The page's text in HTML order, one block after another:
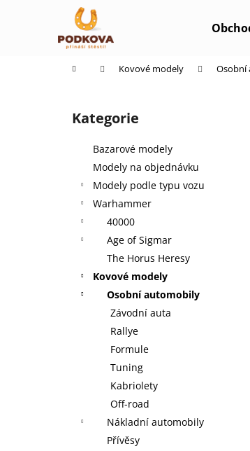
Domů Kovové modely Osobní
Přeskočit
kategorie
Kategorie
Bazarové modely
Modely na objednávku
Modely podle typu vozu
Warhammer
40000
Age of Sigmar
The Horus Heresy
Kovové modely
Osobní automobily
Závodní auta
Rallye
Formule
Tuning
Kabriolety
Off-road
Nákladní automobily
Přívěsy
Zpět
Zpět
WARHAMMER 40000: EMPERORS
CHILDREN - BLISSBOUND
EMPERORS CHILDREN -
WARBAND
4 499 Kč